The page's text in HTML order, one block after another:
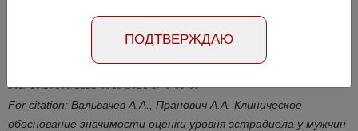
Статья на русском
Статья на английском
DOI: 10.29188/2222-8543-2024-17-3-80-85
For citation: Вальвачев А.А., Пранович А.А. Клиническое
обоснование значимости оценки уровня эстрадиола у мужчин
ПОДТВЕРЖДАЮ